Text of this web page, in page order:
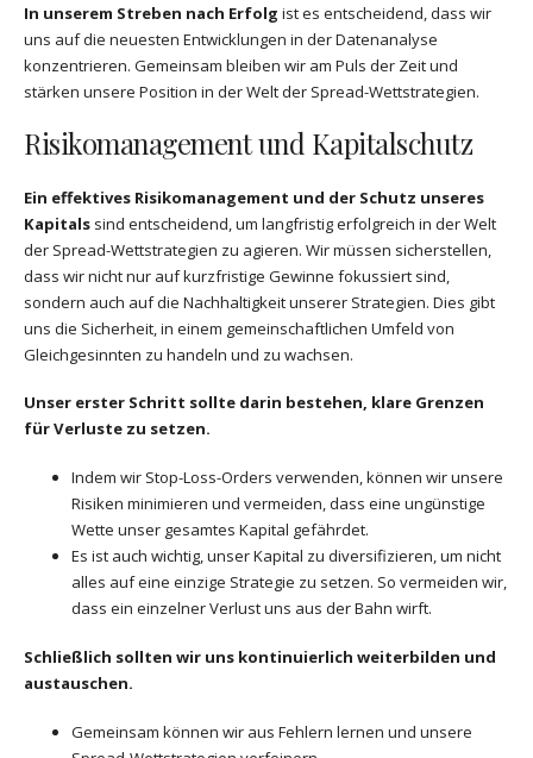
In unserem Streben nach Erfolg ist es entscheidend, dass wir
uns auf die neuesten Entwicklungen in der Datenanalyse
konzentrieren. Gemeinsam bleiben wir am Puls der Zeit und
stärken unsere Position in der Welt der Spread-Wettstrategien.
Risikomanagement und Kapitalschutz
Ein effektives Risikomanagement und der Schutz unseres
Kapitals sind entscheidend, um langfristig erfolgreich in der Welt
der Spread-Wettstrategien zu agieren. Wir müssen sicherstellen,
dass wir nicht nur auf kurzfristige Gewinne fokussiert sind,
sondern auch auf die Nachhaltigkeit unserer Strategien. Dies gibt
uns die Sicherheit, in einem gemeinschaftlichen Umfeld von
Gleichgesinnten zu handeln und zu wachsen.
Unser erster Schritt sollte darin bestehen, klare Grenzen
für Verluste zu setzen.
Indem wir Stop-Loss-Orders verwenden, können wir unsere
Risiken minimieren und vermeiden, dass eine ungünstige
Wette unser gesamtes Kapital gefährdet.
Es ist auch wichtig, unser Kapital zu diversifizieren, um nicht
alles auf eine einzige Strategie zu setzen. So vermeiden wir,
dass ein einzelner Verlust uns aus der Bahn wirft.
Schließlich sollten wir uns kontinuierlich weiterbilden und
austauschen.
Gemeinsam können wir aus Fehlern lernen und unsere